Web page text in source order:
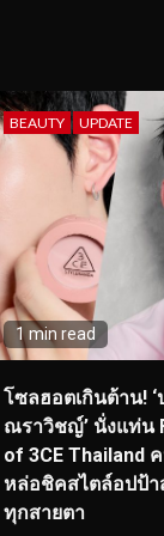
BEAUTY UPDATE
1 min read
โซลฮอตเกินต้าน!
ณราวิชญ์’ นั่งแท่น
of 3CE Thailand
หล่อชิคสไตล์อปป้า
ทุกสายตา